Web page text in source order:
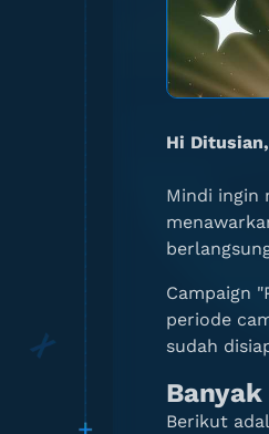
Hi Ditusian,
Mindi ingin
Campaign
periode
sudah
Berikut